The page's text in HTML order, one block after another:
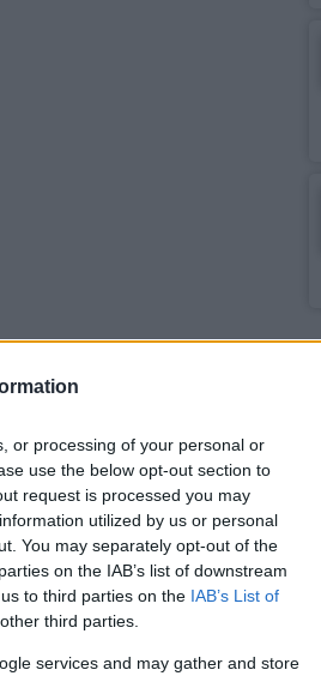
or processing of your personal or
use the below opt-out section to
request is processed you may
utilized by us or personal
You may separately opt-out of the
on the IAB’s list of downstream
to third parties on the IAB’s List of
third parties.
services and may gather and store